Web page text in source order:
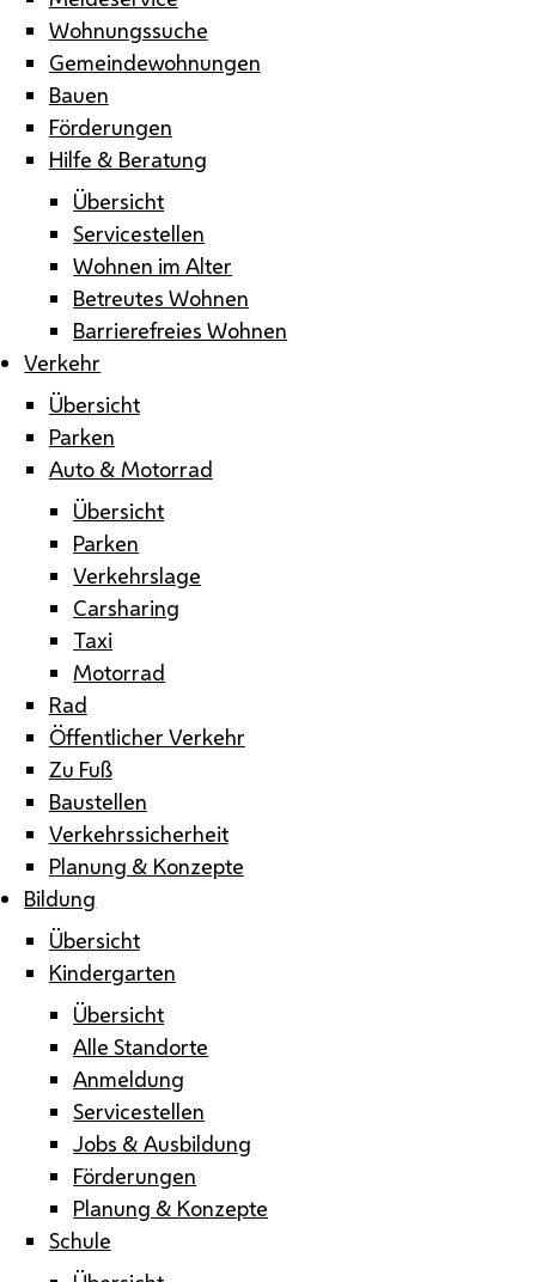
Wohnungssuche
Gemeindewohnungen
Bauen
Förderungen
Hilfe & Beratung
Übersicht
Servicestellen
Wohnen im Alter
Betreutes Wohnen
Barrierefreies Wohnen
Verkehr
Übersicht
Parken
Auto & Motorrad
Übersicht
Parken
Verkehrslage
Carsharing
Taxi
Motorrad
Rad
Öffentlicher Verkehr
Zu Fuß
Baustellen
Verkehrssicherheit
Planung & Konzepte
Bildung
Übersicht
Kindergarten
Übersicht
Alle Standorte
Anmeldung
Servicestellen
Jobs & Ausbildung
Förderungen
Planung & Konzepte
Schule